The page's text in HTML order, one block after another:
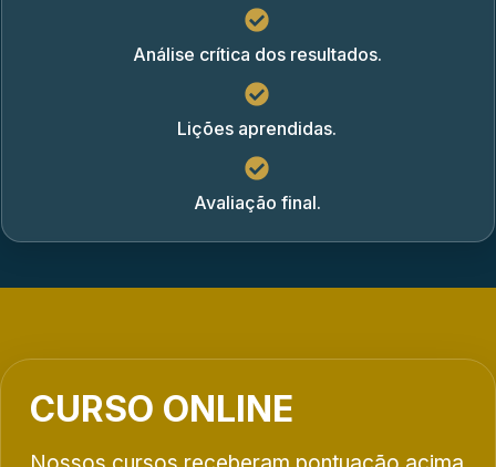
Análise crítica dos resultados.
Lições aprendidas.
Avaliação final.
CURSO ONLINE